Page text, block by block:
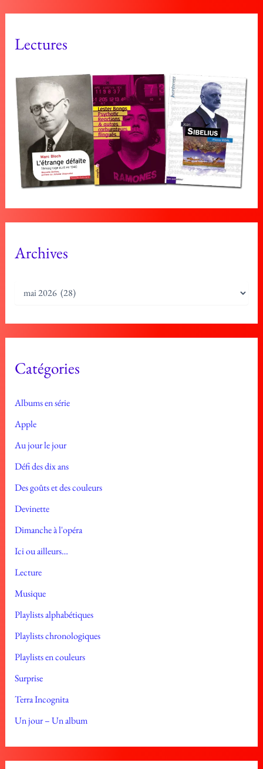
Lectures
Archives
h
sCatégories
Albums en série
Apple
Au jour le jour
Défi des dix ans
Des goûts et des couleurs
Devinette
Dimanche à l'opéra
Ici ou ailleurs…
Lecture
Musique
Playlists alphabétiques
Playlists chronologiques
Playlists en couleurs
Surprise
Terra Incognita
Un jour – Un album